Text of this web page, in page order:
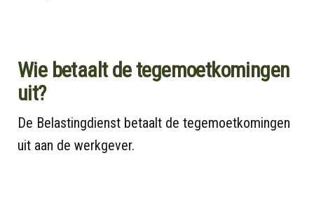
Wie betaalt de tegemoetkomingen
uit?
De Belastingdienst betaalt de tegemoetkomingen
uit aan de werkgever.